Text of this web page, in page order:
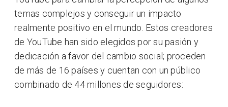
temas complejos y conseguir un impacto
realmente positivo en el mundo. Estos creadores
de YouTube han sido elegidos por su pasión y
dedicación a favor del cambio social; proceden
de más de 16 países y cuentan con un público
combinado de 44 millones de seguidores: